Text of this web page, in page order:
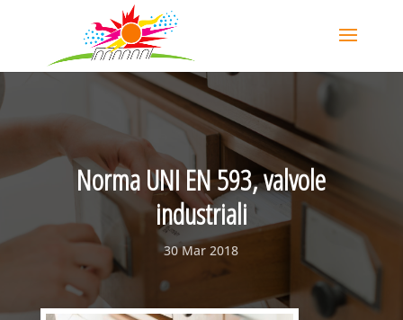
Norma UNI EN 593, valvole
industriali
30 Mar 2018